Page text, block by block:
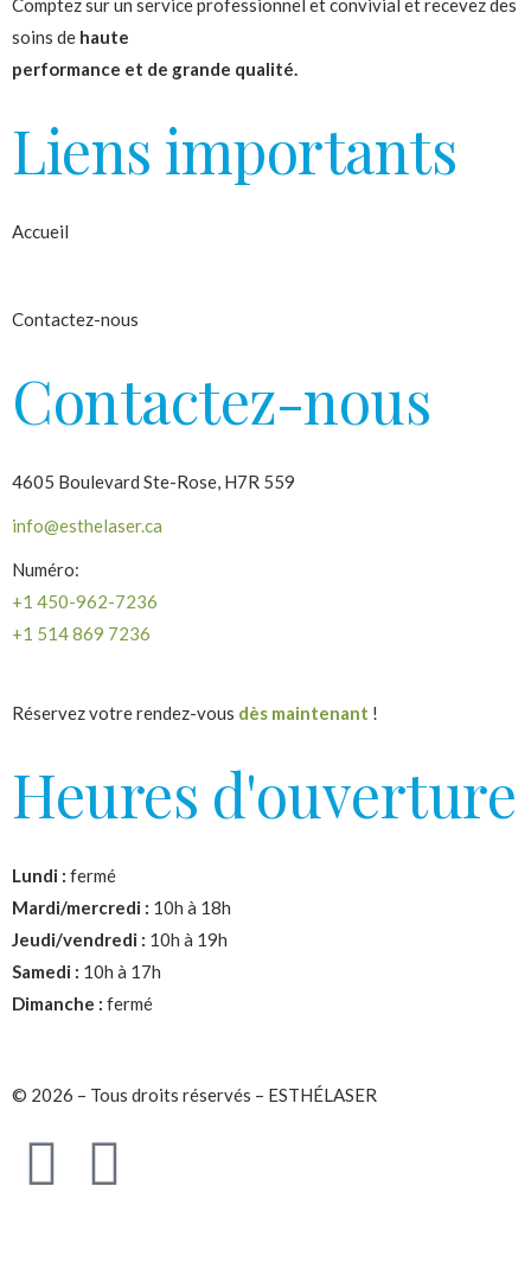
Comptez sur un service professionnel et convivial et recevez des
soins de haute
performance et de grande qualité.
Liens importants
Accueil
Contactez-nous
Contactez-nous
4605 Boulevard Ste-Rose, H7R 559
info@esthelaser.ca
Numéro:
+1 450-962-7236
+1 514 869 7236
Réservez votre rendez-vous dès maintenant !
Heures d'ouverture
Lundi : fermé
Mardi/mercredi : 10h à 18h
Jeudi/vendredi : 10h à 19h
Samedi : 10h à 17h
Dimanche : fermé
© 2026 – Tous droits réservés – ESTHÉLASER